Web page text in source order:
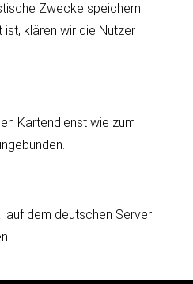
Zwecke speichern.
klären wir die Nutzer
Kartendienst wie zum
auf dem deutschen Server